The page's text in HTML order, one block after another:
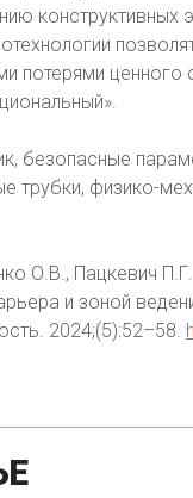
потерями
безопасные
трубки, физико-
О.В., Пацкевич
и зоной
2024;(5):52–58.